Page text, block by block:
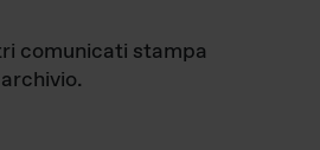
comunicati stampa